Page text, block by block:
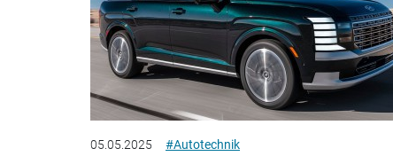
05.05.2025 #Autotechnik